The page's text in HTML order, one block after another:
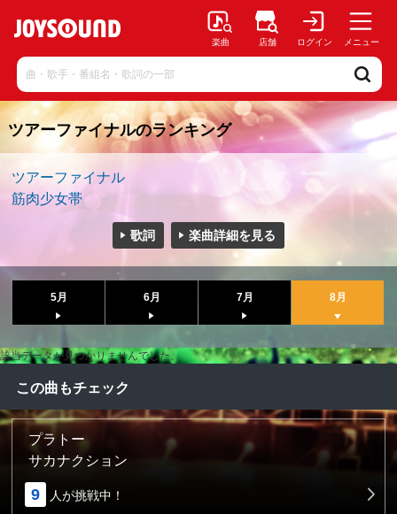
楽曲 店舗 ログイン メニュー
ツアーファイナルのランキング
ツアーファイナル
筋肉少女帯
歌詞 楽曲詳細を見る
5月 6月 7月 8月
該当データが見つかりませんでした。
この曲もチェック
プラトー
サカナクション
9 人が挑戦中！